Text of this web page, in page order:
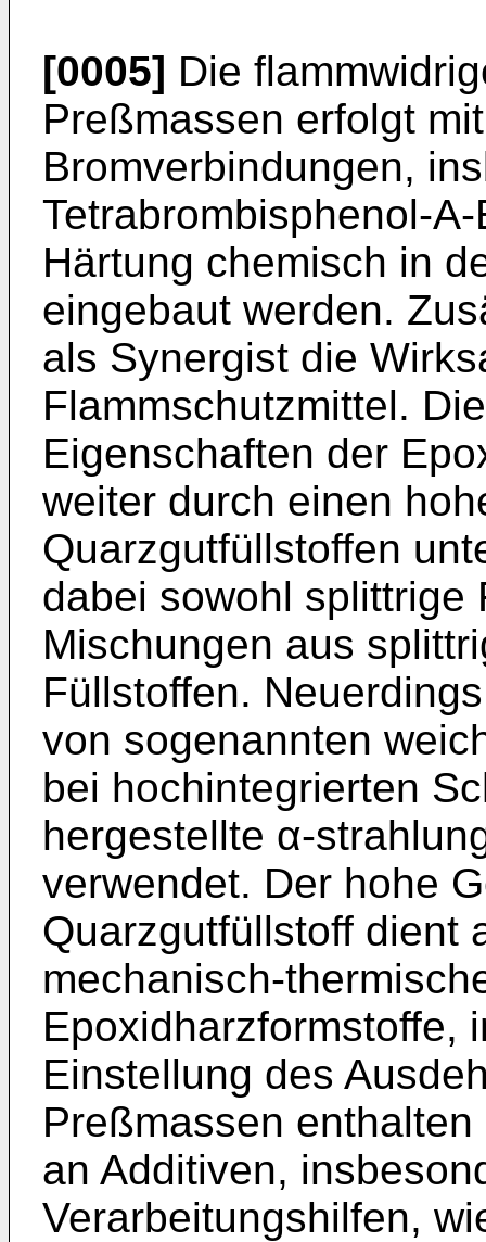
[0005] Die
Preßmassen erfolgt
Bromverbindungen,
Tetrabrombisphenol-
Härtung chemisch in
eingebaut werden.
als Synergist die
Flammschutzmittel.
Eigenschaften der
weiter durch einen
Quarzgutfüllstoffen
dabei sowohl splittrige
Mischungen aus
Füllstoffen.
von sogenannten
bei hochintegrierten
hergestellte α-
verwendet. Der hohe
Quarzgutfüllstoff dient
mechanisch-
Epoxidharzformstoffe,
Einstellung des
Preßmassen
an Additiven,
Verarbeitungshilfen,